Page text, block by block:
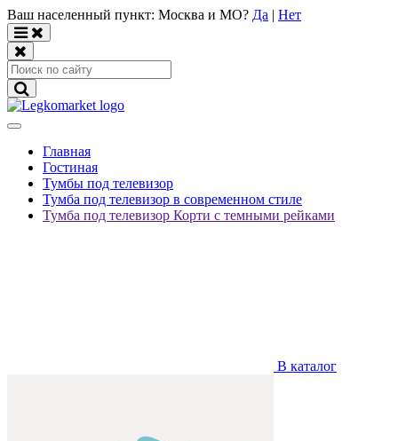
Ваш населенный пункт: Москва и МО? Да | Нет
Главная
Гостиная
Тумбы под телевизор
Тумба под телевизор в современном стиле
Тумба под телевизор Корти с темными рейками
В каталог